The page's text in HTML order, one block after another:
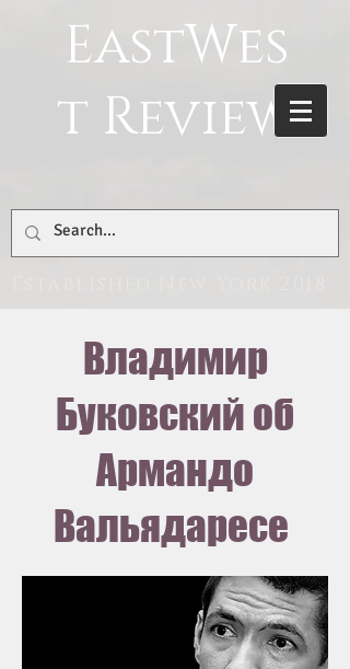
EastWes
t Review
Владимир
Буковский об
Армандо
Вальядаресе